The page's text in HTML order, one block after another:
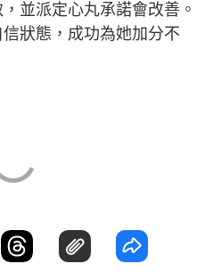
並派定心丸承諾會改善。
狀態，成功為她加分不